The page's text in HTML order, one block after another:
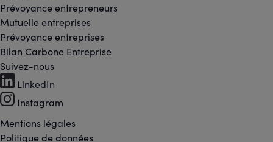
Prévoyance entrepreneurs
Mutuelle entreprises
Prévoyance entreprises
Bilan Carbone Entreprise
Footer
-
Réseaux
Suivez-nous
LinkedIn
Instagram
Mentions légales
Politique de données